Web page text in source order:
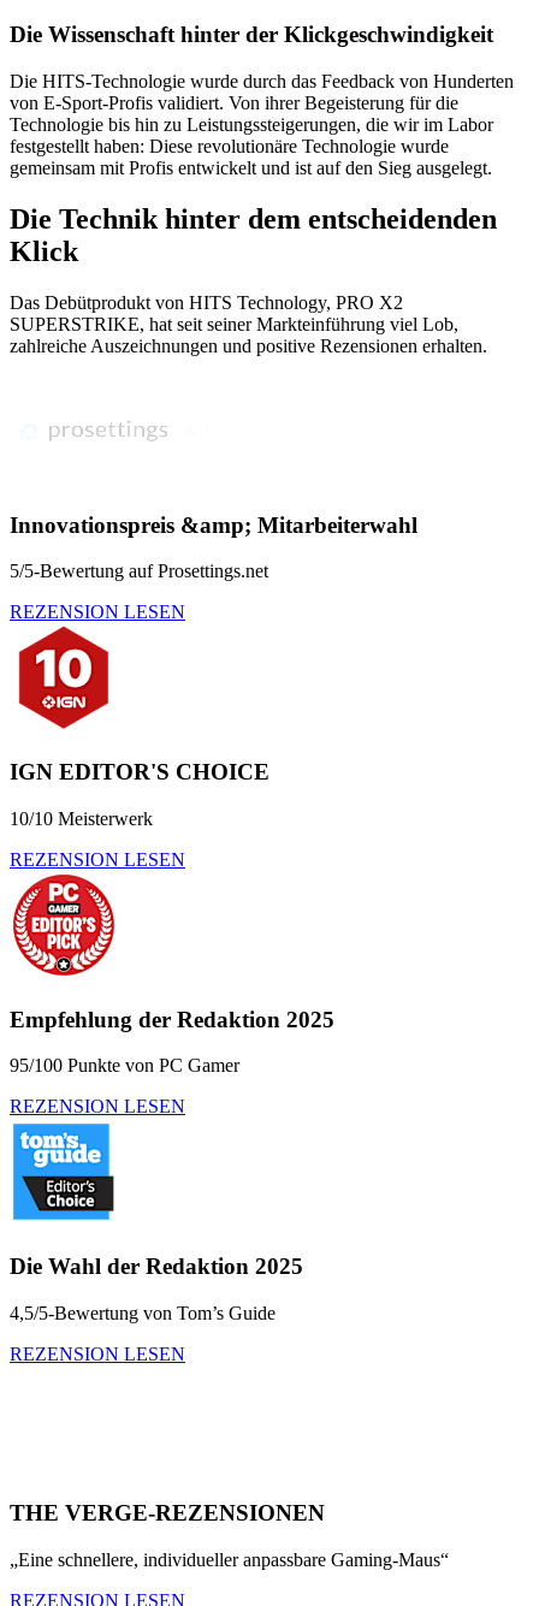
Die Wissenschaft hinter der Klickgeschwindigkeit
Die HITS-Technologie wurde durch das Feedback von Hunderten
von E-Sport-Profis validiert. Von ihrer Begeisterung für die
Technologie bis hin zu Leistungssteigerungen, die wir im Labor
festgestellt haben: Diese revolutionäre Technologie wurde
gemeinsam mit Profis entwickelt und ist auf den Sieg ausgelegt.
Die Technik hinter dem entscheidenden
Klick
Das Debütprodukt von HITS Technology, PRO X2
SUPERSTRIKE, hat seit seiner Markteinführung viel Lob,
zahlreiche Auszeichnungen und positive Rezensionen erhalten.
Innovationspreis &amp; Mitarbeiterwahl
5/5-Bewertung auf Prosettings.net
REZENSION LESEN
IGN EDITOR'S CHOICE
10/10 Meisterwerk
REZENSION LESEN
Empfehlung der Redaktion 2025
95/100 Punkte von PC Gamer
REZENSION LESEN
Die Wahl der Redaktion 2025
4,5/5-Bewertung von Tom’s Guide
REZENSION LESEN
THE VERGE-REZENSIONEN
„Eine schnellere, individueller anpassbare Gaming-Maus“
REZENSION LESEN